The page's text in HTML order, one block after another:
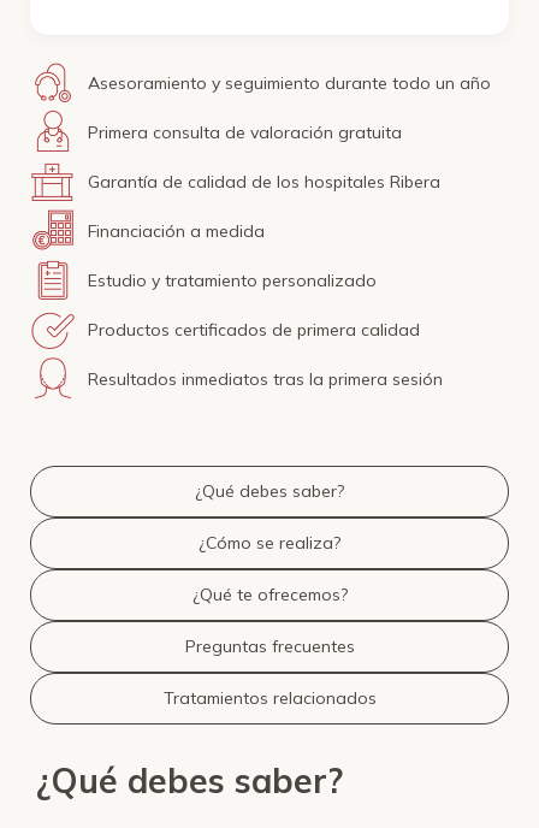
Asesoramiento y seguimiento durante todo un año
Primera consulta de valoración gratuita
Garantía de calidad de los hospitales Ribera
Financiación a medida
Estudio y tratamiento personalizado
Productos certificados de primera calidad
Resultados inmediatos tras la primera sesión
¿Qué debes saber?
¿Cómo se realiza?
¿Qué te ofrecemos?
Preguntas frecuentes
Tratamientos relacionados
¿Qué debes saber?